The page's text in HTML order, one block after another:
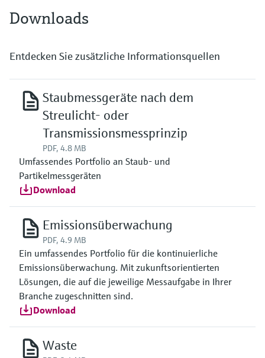
Downloads
Entdecken Sie zusätzliche Informationsquellen
Staubmessgeräte nach dem
Streulicht- oder
Transmissionsmessprinzip
PDF, 4.8 MB
Umfassendes Portfolio an Staub- und
Partikelmessgeräten
Download
Emissionsüberwachung
PDF, 4.9 MB
Ein umfassendes Portfolio für die kontinuierliche
Emissionsüberwachung. Mit zukunftsorientierten
Lösungen, die auf die jeweilige Messaufgabe in Ihrer
Branche zugeschnitten sind.
Download
Waste